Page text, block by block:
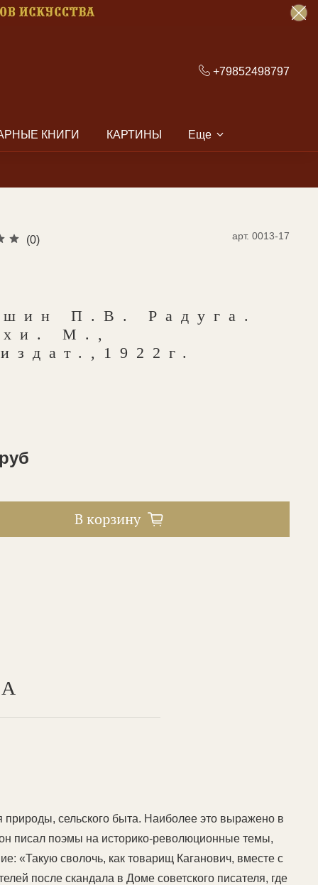
+79852498797
КНИГИ КАРТИНЫ Еще
(0) арт. 0013-17
П.В. Радуга.
М.,
В корзину
природы, сельского быта. Наиболее это выражено в
писал поэмы на историко-революционные темы,
«Такую сволочь, как товарищ Каганович, вместе с
после скандала в Доме советского писателя, где